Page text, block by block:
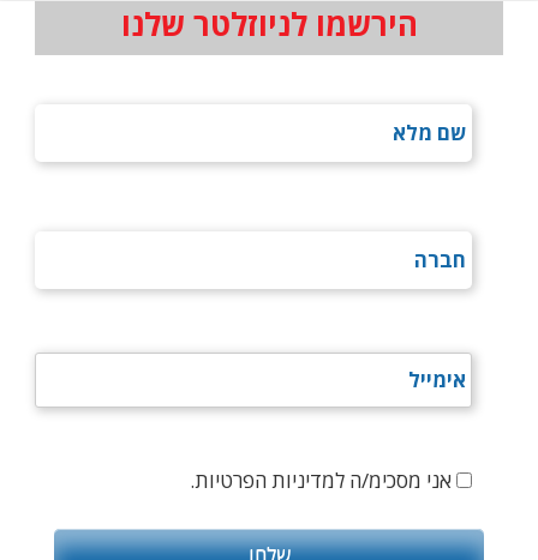
הירשמו לניוזלטר שלנו
אני מסכימ/ה למדיניות הפרטיות.